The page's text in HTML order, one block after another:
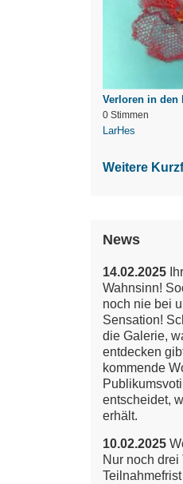
Verloren in den
0 Stimmen
LarHes
Weitere
News
14.02.2025
Wahnsinn!
noch nie bei
Sensation!
die Galerie,
entdecken
kommende
entscheidet,
erhält.
10.02.2025
Nur noch drei